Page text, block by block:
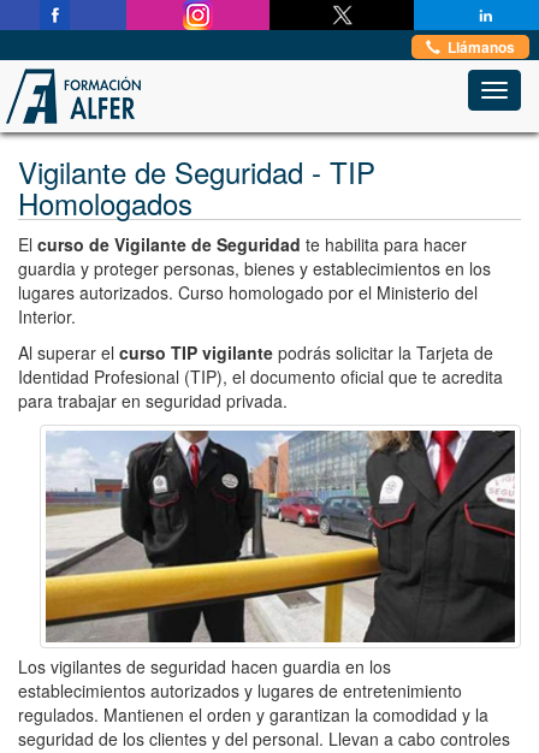
Llámanos
Vigilante de Seguridad - TIP
Homologados
El curso de Vigilante de Seguridad te habilita para hacer
guardia y proteger personas, bienes y establecimientos en los
lugares autorizados. Curso homologado por el Ministerio del
Interior.
Al superar el curso TIP vigilante podrás solicitar la Tarjeta de
Identidad Profesional (TIP), el documento oficial que te acredita
para trabajar en seguridad privada.
Los vigilantes de seguridad hacen guardia en los
establecimientos autorizados y lugares de entretenimiento
regulados. Mantienen el orden y garantizan la comodidad y la
seguridad de los clientes y del personal. Llevan a cabo controles
Vigilante de Seguridad